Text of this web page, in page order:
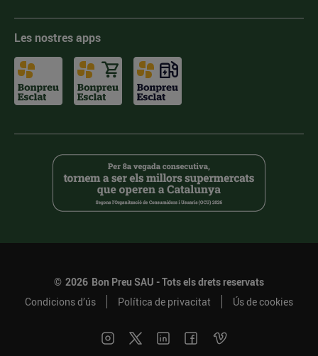
Les nostres apps
© 2026 Bon Preu SAU - Tots els drets reservats
Condicions d’ús
Política de privacitat Ús de cookies